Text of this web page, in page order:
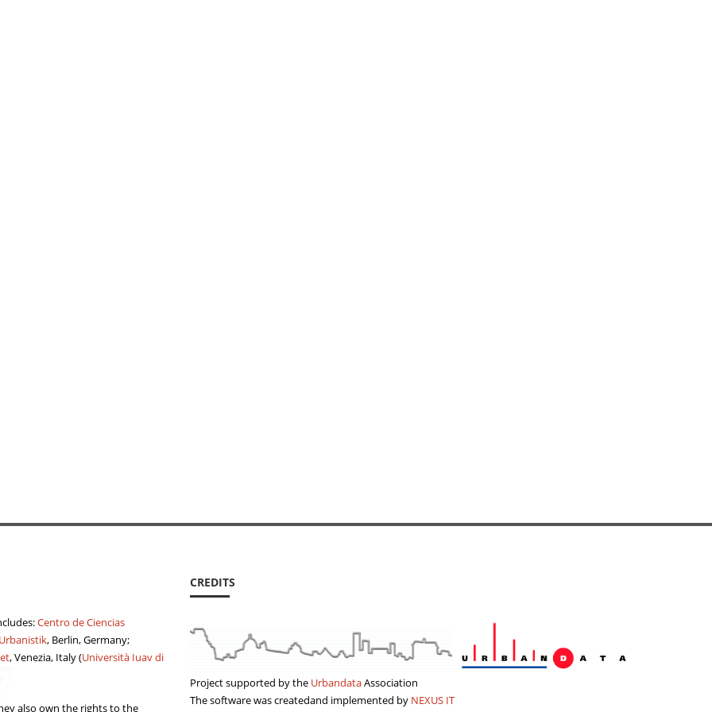
Centro de Ciencias
, Berlin, Germany;
, Venezia, Italy (Università Iuav di
also own the rights to the
CREDITS
Project supported by the UrbandataAssociation
The software was createdand implemented by NEXUS IT